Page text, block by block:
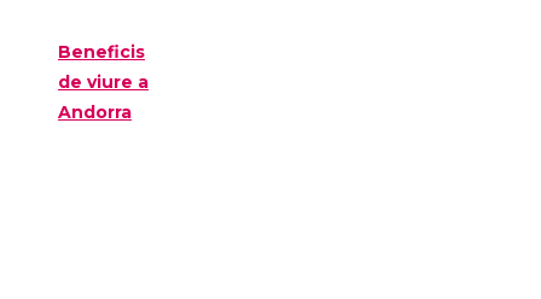
Beneficis
de viure a
Andorra